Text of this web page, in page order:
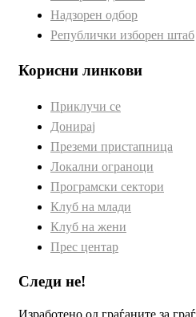
Надзорен одбор
Републички изборен штаб
Корисни линкови
Приклучи се
Донирај
Преземи пристапница
Локални ограноци
Програмски сектори
Клуб на млади
Клуб на жени
Прес центар
Следи не!
Изработено од граѓаните за